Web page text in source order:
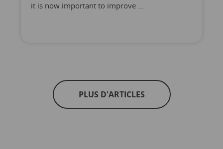
it is now important to improve ...
PLUS D'ARTICLES